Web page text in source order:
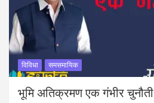
विविधा समसमायिक
भूमि अतिक्रमण एक गंभीर चुनौती